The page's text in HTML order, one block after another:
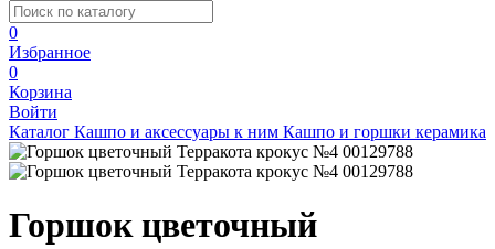
0
Избранное
0
Корзина
Войти
Каталог Кашпо и аксессуары к ним Кашпо и горшки керамика
Горшок цветочный